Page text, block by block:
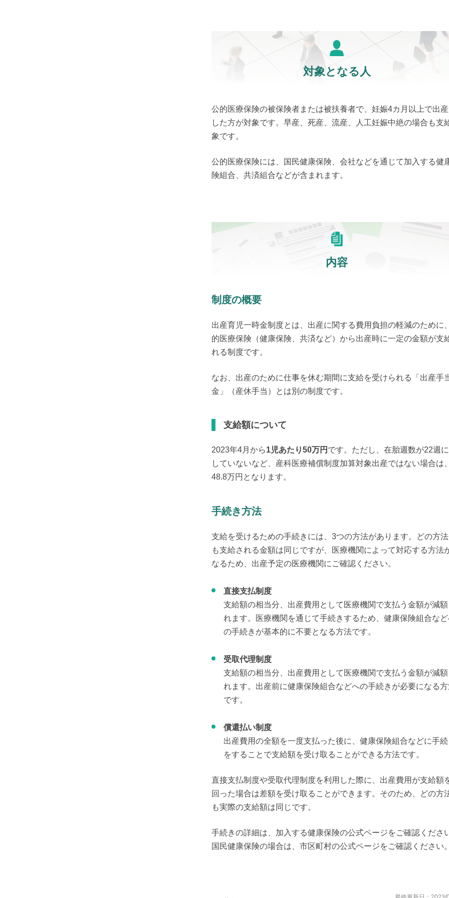
対象となる人
公的医療保険の被保険者または被扶養者で、妊娠4カ月以上で出
した方が対象です。早産、死産、流産、人工妊娠中絶の場合も支
象です。
公的医療保険には、国民健康保険、会社などを通じて加入する健
険組合、共済組合などが含まれます。
内容
制度の概要
出産育児一時金制度とは、出産に関する費用負担の軽減のために
的医療保険（健康保険、共済など）から出産時に一定の金額が支
れる制度です。
なお、出産のために仕事を休む期間に支給を受けられる「出産手
金」（産休手当）とは別の制度です。
支給額について
2023年4月から1児あたり50万円 です。ただし、在胎週数が22週
していないなど、産科医療補償制度加算対象出産ではない場合は、
48.8万円となります。
手続き方法
支給を受けるための手続きには、3つの方法があります。どの方
も支給される金額は同じですが、医療機関によって対応する方法
なるため、出産予定の医療機関にご確認ください。
直接支払制度
支給額の相当分、出産費用として医療機関で支払う金額が減額
れます。医療機関を通じて手続きするため、健康保険組合な
の手続きが基本的に不要となる方法です。
受取代理制度
支給額の相当分、出産費用として医療機関で支払う金額が減額
れます。出産前に健康保険組合などへの手続きが必要になる
です。
償還払い制度
出産費用の全額を一度支払った後に、健康保険組合などに手続
をすることで支給額を受け取ることができる方法です。
直接支払制度や受取代理制度を利用した際に、出産費用が支給額
回った場合は差額を受け取ることができます。そのため、どの方
も実際の支給額は同じです。
手続きの詳細は、加入する健康保険の公式ページをご確認くださ
国民健康保険の場合は、市区町村の公式ページをご確認ください。